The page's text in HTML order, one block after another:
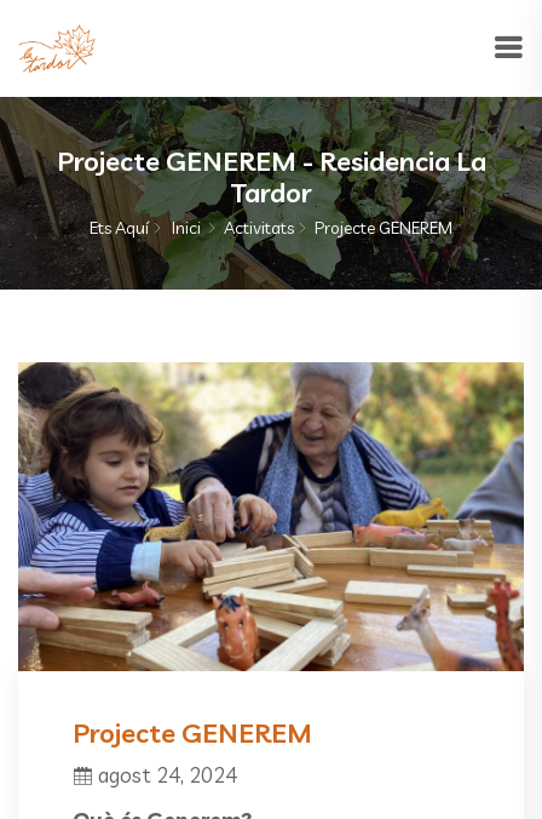
Projecte GENEREM - Residencia La
Tardor
Ets Aquí Inici Activitats Projecte GENEREM
Projecte GENEREM
agost 24, 2024